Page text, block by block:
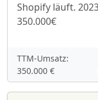
Shopify läuft.
350.000€
TTM-Umsatz:
350.000 €